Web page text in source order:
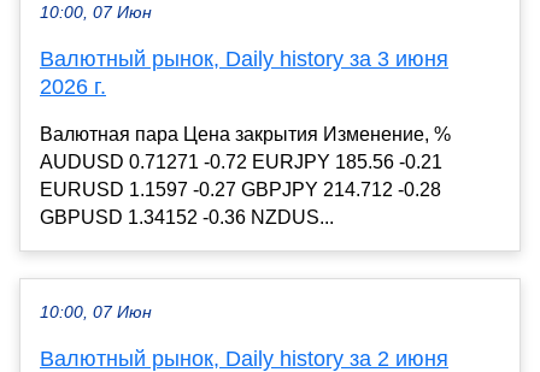
10:00, 07 Июн
Валютный рынок, Daily history за 3 июня
2026 г.
Валютная пара Цена закрытия Изменение, %
AUDUSD 0.71271 -0.72 EURJPY 185.56 -0.21
EURUSD 1.1597 -0.27 GBPJPY 214.712 -0.28
GBPUSD 1.34152 -0.36 NZDUS...
10:00, 07 Июн
Валютный рынок, Daily history за 2 июня